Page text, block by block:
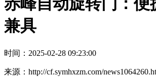
赤峰自动旋转门：便
兼具
时间：2025-02-28 09:23:00
来源：http://cf.symhxzm.com/